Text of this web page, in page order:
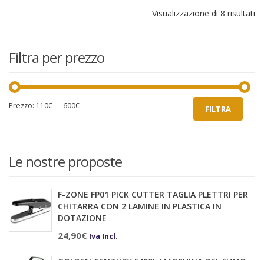
Visualizzazione di 8 risultati
Filtra per prezzo
Prezzo
Prezzo
FILTRA
Prezzo: 110€— 600€
Le nostre proposte
F-ZONE FP01 PICK CUTTER TAGLIA PLETTRI PER
CHITARRA CON 2 LAMINE IN PLASTICA IN
DOTAZIONE
24,90€ Iva Incl.